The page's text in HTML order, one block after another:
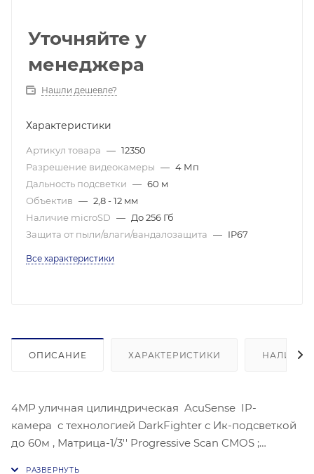
Уточняйте у
менеджера
Нашли дешевле?
Характеристики
Артикул товара — 12350
Разрешение видеокамеры — 4 Мп
Дальность подсветки — 60 м
Объектив — 2,8 - 12 мм
Наличие microSD — До 256 Гб
Защита от пыли/влаги/вандалозащита — IP67
Все характеристики
ОПИСАНИЕ ХАРАКТЕРИСТИКИ НАЛИЧИЕ
4МР уличная цилиндрическая AcuSense IP-
камера с технологией DarkFighter с Ик-подсветкой
до 60м , Матрица-1/3'' Progressive Scan CMOS ;